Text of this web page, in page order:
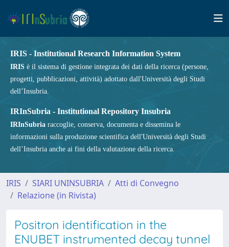
IRIS - Institutional Research Information System
IRIS è il sistema di gestione integrata dei dati della ricerca (persone,
progetti, pubblicazioni, attività) adottato dall'Università degli Studi
dell’Insubria.
IRInSubria - Institutional Repository Insubria
IRInSubria raccoglie, conserva, documenta e dissemina le
informazioni sulla produzione scientifica dell'Università degli Studi
dell’Insubria anche ai fini della valutazione della ricerca.
IRIS SIARI UNINSUBRIA
Atti di Convegno
Relazione (in Rivista)
Positron identification in the
ENUBET instrumented decay tunnel